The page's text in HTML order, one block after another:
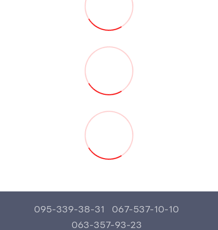
095-339-38-31
067-537-10-10
063-357-93-23